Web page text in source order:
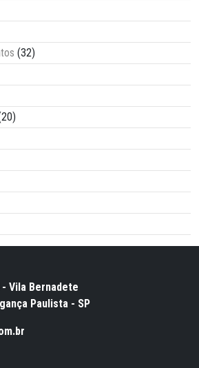
(32)
- Vila Bernadete
Paulista - SP